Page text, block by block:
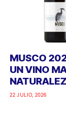
MUSCO
UN VINO
22 JULIO, 2026